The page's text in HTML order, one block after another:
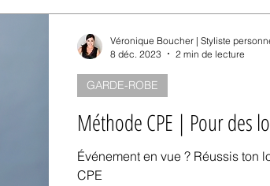
Méthode CPE |
Événement en vue ? Réussis ton look grâce à la méthode
CPE
GARDE-ROBE
Véronique Boucher | Styliste
8 déc. 2023
2 min de lecture